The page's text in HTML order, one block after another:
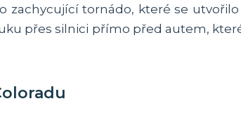
zachycující tornádo, které se
přes silnici přímo před autem,